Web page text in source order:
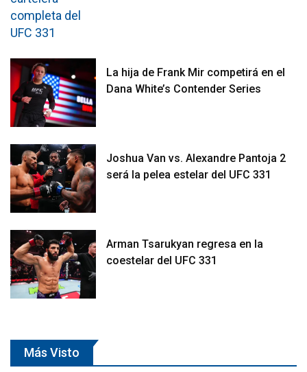
La hija de Frank Mir competirá en el
Dana White’s Contender Series
Joshua Van vs. Alexandre Pantoja 2
será la pelea estelar del UFC 331
Arman Tsarukyan regresa en la
coestelar del UFC 331
Más Visto